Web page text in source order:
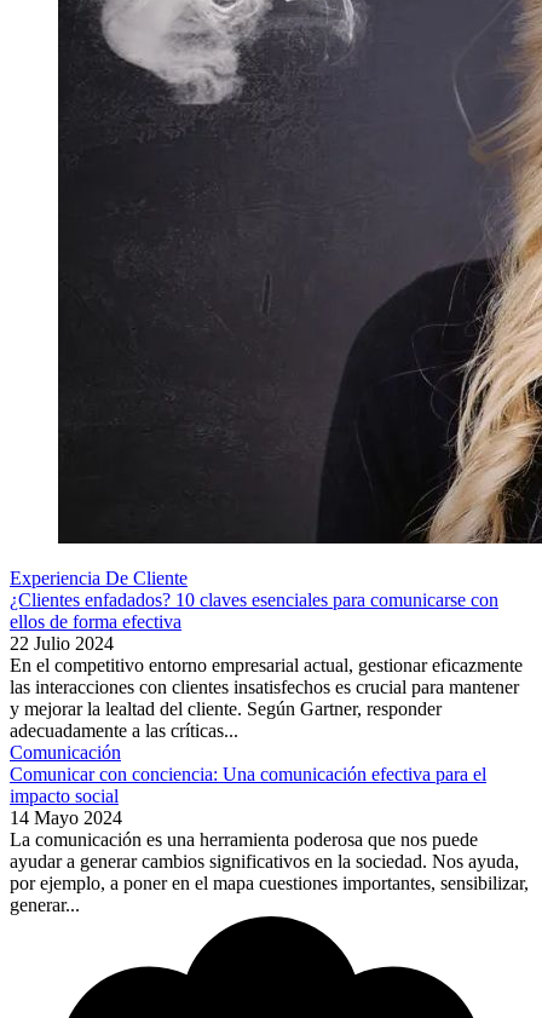
Experiencia De Cliente
¿Clientes enfadados? 10 claves esenciales para comunicarse con
ellos de forma efectiva
22 Julio 2024
En el competitivo entorno empresarial actual, gestionar eficazmente
las interacciones con clientes insatisfechos es crucial para mantener
y mejorar la lealtad del cliente. Según Gartner, responder
adecuadamente a las críticas...
Comunicación
Comunicar con conciencia: Una comunicación efectiva para el
impacto social
14 Mayo 2024
La comunicación es una herramienta poderosa que nos puede
ayudar a generar cambios significativos en la sociedad. Nos ayuda,
por ejemplo, a poner en el mapa cuestiones importantes, sensibilizar,
generar...